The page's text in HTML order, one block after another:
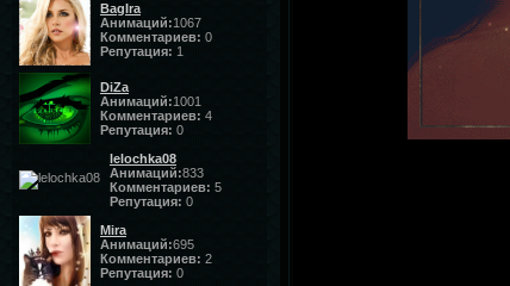
BagIra
Анимаций:1067
Комментариев: 0
Репутация: 1
DiZa
Анимаций:1001
Комментариев: 4
Репутация: 0
lelochka08
Анимаций:833
Комментариев: 5
Репутация: 0
Mira
Анимаций:695
Комментариев: 2
Репутация: 0